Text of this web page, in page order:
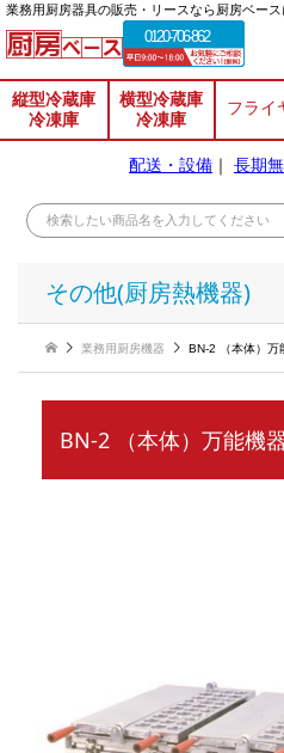
業務⽤厨房器具の販売・リースなら厨房ベース
0120-706-862
縦型冷蔵庫
冷凍庫
横型冷蔵庫
冷凍庫
フライ
配送・設備 ｜ 長期
その他(厨房熱機器)
業務用厨房機器 BN-2 （本体）万
BN-2 （本体）万能機